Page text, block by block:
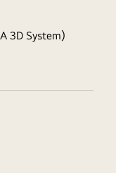
3D System)